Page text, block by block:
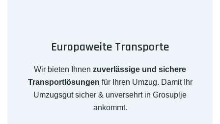
Europaweite Transporte
Wir bieten Ihnen zuverlässige und sichere
Transportlösungen für Ihren Umzug. Damit Ihr
Umzugsgut sicher & unversehrt in Grosuplje
ankommt.